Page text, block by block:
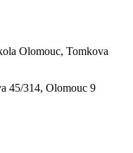
Olomouc, Tomkova
45/314, Olomouc 9